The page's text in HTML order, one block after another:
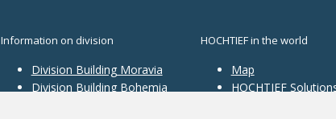
Information on division
Division Building Moravia
Division Building Bohemia
HOCHTIEF in the world
Map
HOCHTIEF